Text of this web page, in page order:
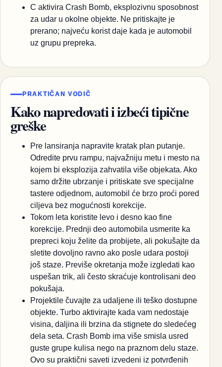
C aktivira Crash Bomb, eksplozivnu sposobnost
za udar u okolne objekte. Ne pritiskajte je
prerano; najveću korist daje kada je automobil
uz grupu prepreka.
PRAKTIČAN VODIČ
Kako napredovati i izbeći tipične
greške
Pre lansiranja napravite kratak plan putanje.
Odredite prvu rampu, najvažniju metu i mesto na
kojem bi eksplozija zahvatila više objekata. Ako
samo držite ubrzanje i pritiskate sve specijalne
tastere odjednom, automobil će brzo proći pored
ciljeva bez mogućnosti korekcije.
Tokom leta koristite levo i desno kao fine
korekcije. Prednji deo automobila usmerite ka
prepreci koju želite da probijete, ali pokušajte da
sletite dovoljno ravno ako posle udara postoji
još staze. Previše okretanja može izgledati kao
uspešan trik, ali često skraćuje kontrolisani deo
pokušaja.
Projektile čuvajte za udaljene ili teško dostupne
objekte. Turbo aktivirajte kada vam nedostaje
visina, daljina ili brzina da stignete do sledećeg
dela seta. Crash Bomb ima više smisla usred
guste grupe kulisa nego na praznom delu staze.
Ovo su praktični saveti izvedeni iz potvrđenih